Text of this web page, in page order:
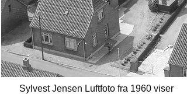
Sylvest Jensen Luftfoto fra 1960 viser